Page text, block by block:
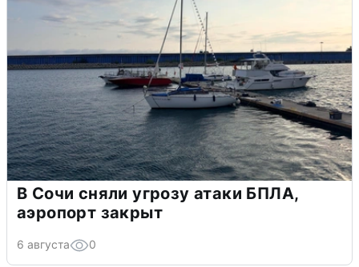
В Сочи сняли угрозу атаки БПЛА,
аэропорт закрыт
6 августа 0